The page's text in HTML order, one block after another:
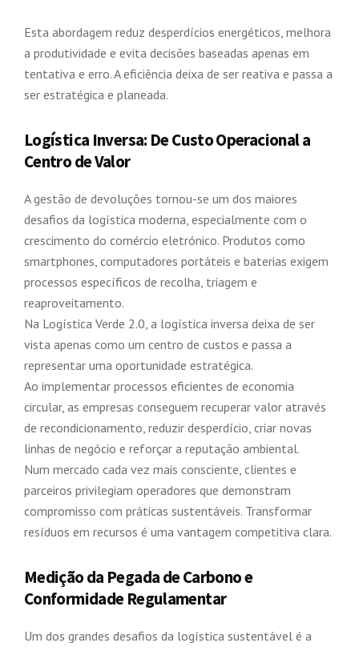
Esta abordagem reduz desperdícios energéticos, melhora
a produtividade e evita decisões baseadas apenas em
tentativa e erro. A eficiência deixa de ser reativa e passa a
ser estratégica e planeada.
Logística Inversa: De Custo Operacional a
Centro de Valor
A gestão de devoluções tornou-se um dos maiores
desafios da logística moderna, especialmente com o
crescimento do comércio eletrónico. Produtos como
smartphones, computadores portáteis e baterias exigem
processos específicos de recolha, triagem e
reaproveitamento.
Na Logística Verde 2.0, a logística inversa deixa de ser
vista apenas como um centro de custos e passa a
representar uma oportunidade estratégica.
Ao implementar processos eficientes de economia
circular, as empresas conseguem recuperar valor através
de recondicionamento, reduzir desperdício, criar novas
linhas de negócio e reforçar a reputação ambiental.
Num mercado cada vez mais consciente, clientes e
parceiros privilegiam operadores que demonstram
compromisso com práticas sustentáveis. Transformar
resíduos em recursos é uma vantagem competitiva clara.
Medição da Pegada de Carbono e
Conformidade Regulamentar
Um dos grandes desafios da logística sustentável é a